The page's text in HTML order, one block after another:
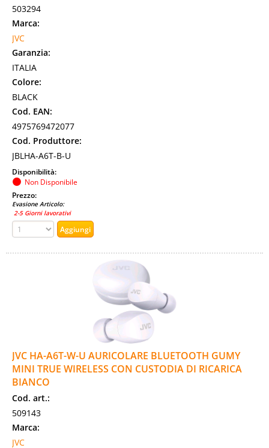
503294
Marca:
JVC
Garanzia:
ITALIA
Colore:
BLACK
Cod. EAN:
4975769472077
Cod. Produttore:
JBLHA-A6T-B-U
Disponibilità:
Non Disponibile
Prezzo:
Evasione Articolo:
2-5 Giorni lavorativi
JVC HA-A6T-W-U AURICOLARE BLUETOOTH GUMY
MINI TRUE WIRELESS CON CUSTODIA DI RICARICA
BIANCO
Cod. art.:
509143
Marca:
JVC